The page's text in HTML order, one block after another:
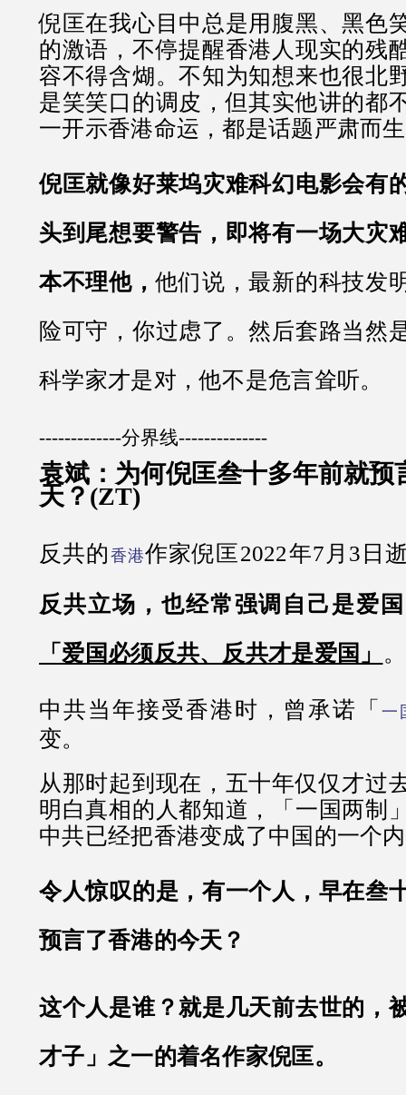
倪匡在我心目中总是用腹黑、黑色
的激语，不停提醒香港人现实的残
容不得含煳。不知为知想来也很北
是笑笑口的调皮，但其实他讲的都
一开示香港命运，都是话题严肃而
倪匡就像好莱坞灾难科幻电影会有
头到尾想要警告，即将有一场大灾
本不理他，他们说，最新的科技发
险可守，你过虑了。然后套路当然
科学家才是对，他不是危言耸听。
-------------分界线--------------
袁斌：为何倪匡叁十多年前就预
天？(ZT)
反共的 香港作家倪匡2022年7月3日
反共立场，也经常强调自己是爱
「爱国必须反共、反共才是爱国」 。
中共当年接受香港时，曾承诺「 一
变。
从那时起到现在，五十年仅仅才过
明白真相的人都知道，「一国两制
中共已经把香港变成了中国的一个
令人惊叹的是，有一个人，早在叁
预言了香港的今天？
这个人是谁？就是几天前去世的，
才子」之一的着名作家倪匡。